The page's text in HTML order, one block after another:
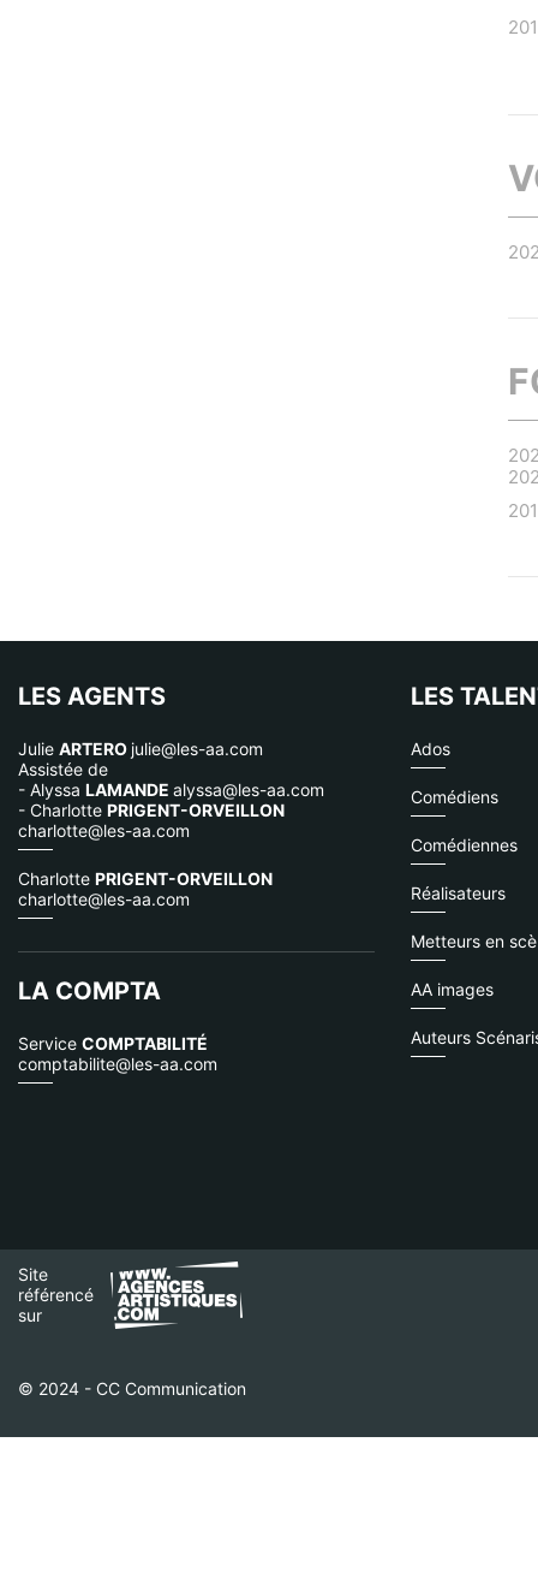
LES AGENTS
Julie ARTERO julie@les-aa.com
Assistée de
- Alyssa LAMANDE alyssa@les-aa.com
- Charlotte PRIGENT-ORVEILLON
charlotte@les-aa.com
Charlotte PRIGENT-ORVEILLON
charlotte@les-aa.com
LA COMPTA
Service COMPTABILITÉ
comptabilite@les-aa.com
LES
Ados
Comédiens
Comédiennes
Réalisateurs
Metteurs en
AA images
Auteurs
Site
référencé
sur
© 2024 - CC Communication